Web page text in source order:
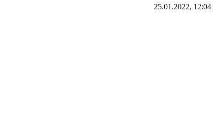
25.01.2022, 12:04